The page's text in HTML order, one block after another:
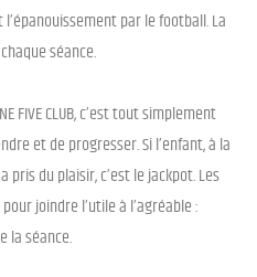
par le football. La
séance.
FIVE CLUB, c’est tout simplement
et de progresser. Si l’enfant, à la
pris du plaisir, c’est le jackpot. Les
joindre l’utile à l’agréable :
la séance.